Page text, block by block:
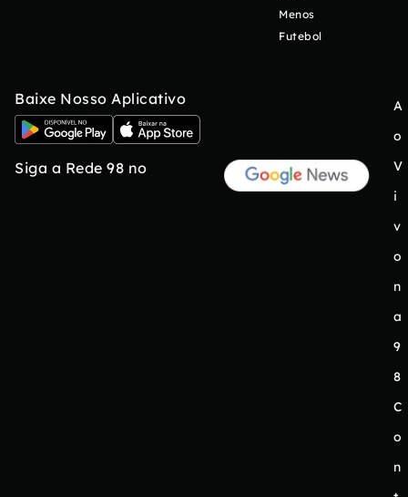
Menos
Futebol
Baixe Nosso Aplicativo
Siga a Rede 98 no
A
o
V
i
v
o
n
a
9
8
C
o
n